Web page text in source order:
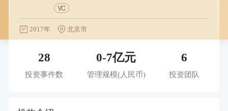
VC
2017年 北京市
28
投资事件数
0-7亿元
管理规模(人民币)
6
投资团队